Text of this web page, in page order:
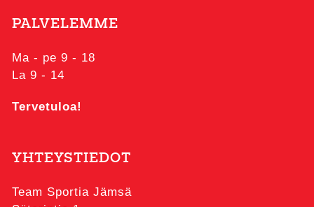
PALVELEMME
Ma - pe 9 - 18
La 9 - 14
Tervetuloa!
YHTEYSTIEDOT
Team Sportia Jämsä